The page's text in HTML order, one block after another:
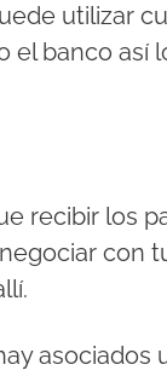
utilizar
el banco así
recibir los
con
asociados